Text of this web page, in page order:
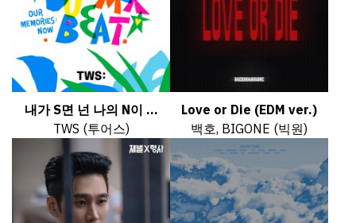
내가 S면 넌 나의 N이 ...
TWS (투어스)
Love or Die (EDM ver.)
백호, BIGONE (빅원)